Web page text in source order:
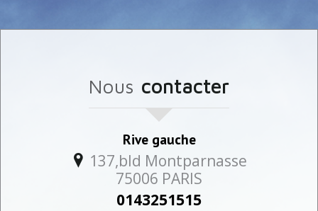
Nous contacter
Rive gauche
137,bld Montparnasse
75006 PARIS
0143251515